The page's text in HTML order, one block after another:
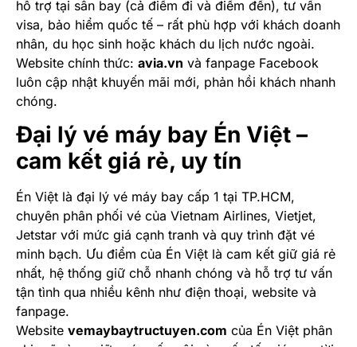
hỗ trợ tại sân bay (cả điểm đi và điểm đến), tư vấn
visa, bảo hiểm quốc tế – rất phù hợp với khách doanh
nhân, du học sinh hoặc khách du lịch nước ngoài.
Website chính thức: avia.vn và fanpage Facebook
luôn cập nhật khuyến mãi mới, phản hồi khách nhanh
chóng.
Đại lý vé máy bay Én Việt –
cam kết giá rẻ, uy tín
Én Việt là đại lý vé máy bay cấp 1 tại TP.HCM,
chuyên phân phối vé của Vietnam Airlines, Vietjet,
Jetstar với mức giá cạnh tranh và quy trình đặt vé
minh bạch. Ưu điểm của Én Việt là cam kết giữ giá rẻ
nhất, hệ thống giữ chỗ nhanh chóng và hỗ trợ tư vấn
tận tình qua nhiều kênh như điện thoại, website và
fanpage.
Website vemaybaytructuyen.com của Én Việt phân